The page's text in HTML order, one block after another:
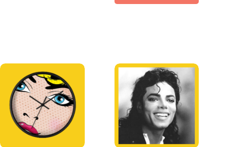
et
effets
Asperger
talentueux
et
créatifs